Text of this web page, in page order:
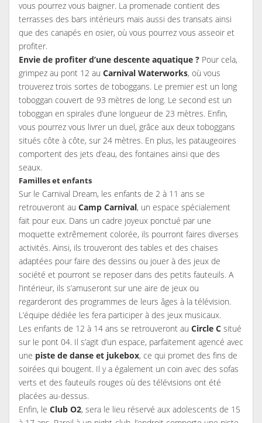
vous pourrez vous baigner. La promenade contient des
terrasses des bars intérieurs mais aussi des transats ainsi
que des canapés en osier, où vous pourrez vous asseoir et
profiter.
Envie de profiter d’une descente aquatique ? Pour cela,
grimpez au pont 12 au Carnival Waterworks, où vous
trouverez trois sortes de toboggans. Le premier est un long
toboggan couvert de 93 mètres de long. Le second est un
toboggan en spirales d’une longueur de 23 mètres. Enfin,
vous pourrez vous livrer un duel, grâce aux deux toboggans
situés côte à côte, sur 24 mètres. En plus, les pataugeoires
comportent des jets d’eau, des fontaines ainsi que des
seaux.
Familles et enfants
Sur le Carnival Dream, les enfants de 2 à 11 ans se
retrouveront au Camp Carnival, un espace spécialement
fait pour eux. Dans un cadre joyeux ponctué par une
moquette extrêmement colorée, ils pourront faires diverses
activités. Ainsi, ils trouveront des tables et des chaises
adaptées pour faire des dessins ou jouer à des jeux de
société et pourront se reposer dans des petits fauteuils. A
l’intérieur, ils s’amuseront sur une aire de jeux ou
regarderont des programmes de leurs âges à la télévision.
L’équipe dédiée les fera participer à des jeux musicaux.
Les enfants de 12 à 14 ans se retrouveront au Circle C situé
sur le pont 04. Il s’agit d’un espace, parfaitement agencé avec
une piste de danse et jukebox, ce qui promet des fins de
soirées qui bougent. Il y a également un coin avec des sofas
verts et des fauteuils rouges où des télévisions ont été
placées au-dessus.
Enfin, le Club O2, sera le lieu réservé aux adolescents de 15